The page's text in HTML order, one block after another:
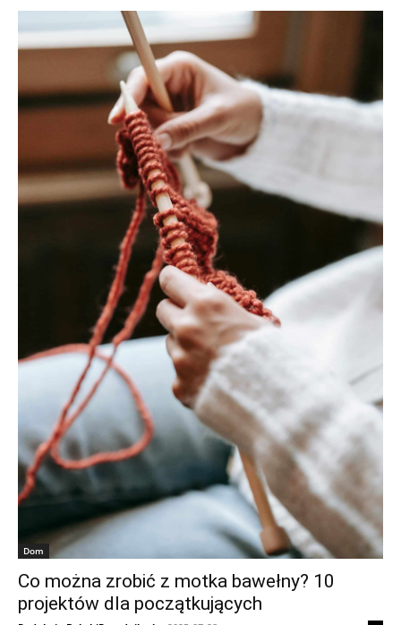
Dom
Co można zrobić z motka bawełny? 10
projektów dla początkujących